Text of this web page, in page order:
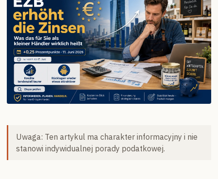
Uwaga: Ten artykul ma charakter informacyjny i nie
stanowi indywidualnej porady podatkowej.